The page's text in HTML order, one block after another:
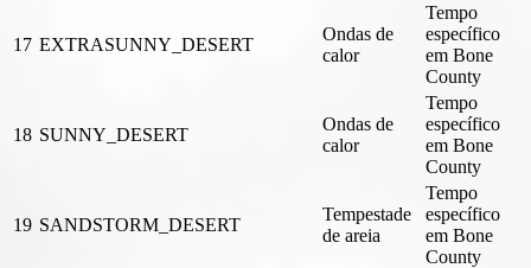
17 EXTRASUNNY_DESERT
Ondas de
calor
Tempo
específico
em Bone
County
18 SUNNY_DESERT
Ondas de
calor
Tempo
específico
em Bone
County
19 SANDSTORM_DESERT
Tempestade
de areia
Tempo
específico
em Bone
County